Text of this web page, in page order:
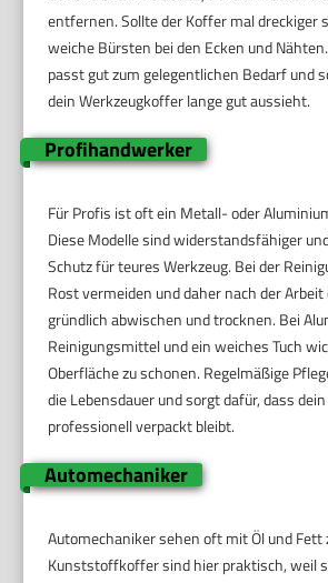
entfernen. Sollte der Koffer mal dreckiger
weiche Bürsten bei den Ecken und
passt gut zum gelegentlichen Bedarf und
dein Werkzeugkoffer lange gut aussieht.
Profihandwerker
Für Profis ist oft ein Metall- oder
Diese Modelle sind widerstandsfähiger
Schutz für teures Werkzeug. Bei der
Rost vermeiden und daher nach der
gründlich abwischen und trocknen. Bei
Reinigungsmittel und ein weiches Tuch
Oberfläche zu schonen. Regelmäßige
die Lebensdauer und sorgt dafür, dass
professionell verpackt bleibt.
Automechaniker
Automechaniker sehen oft mit Öl und Fett
Kunststoffkoffer sind hier praktisch, weil